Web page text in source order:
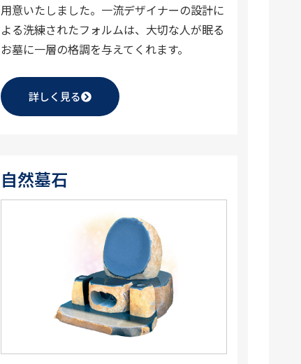
用意いたしました。一流デザイナーの設計に
よる洗練されたフォルムは、大切な人が眠る
お墓に一層の格調を与えてくれます。
詳しく見る
自然墓石